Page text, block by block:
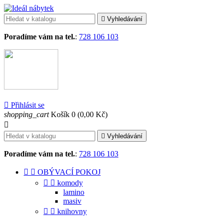
 Vyhledávání
Poradíme vám na tel.: 728 106 103
 Přihlásit se
shopping_cart Košík 0 (0,00 Kč)

 Vyhledávání
Poradíme vám na tel.: 728 106 103
  OBÝVACÍ POKOJ
  komody
lamino
masiv
  knihovny